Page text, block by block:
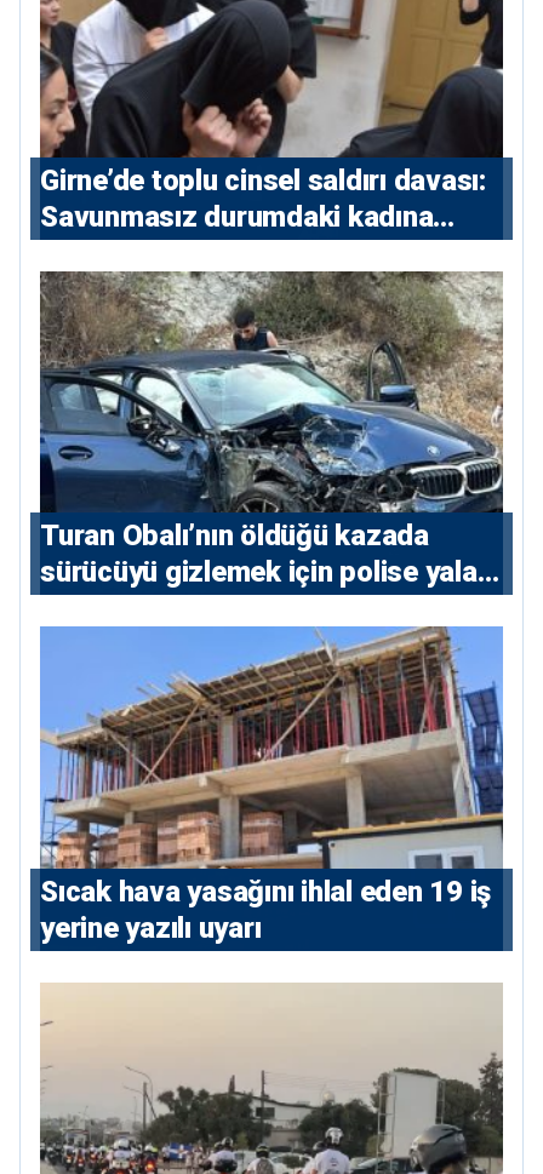
Girne’de toplu cinsel saldırı davası:
Savunmasız durumdaki kadına
Turan Obalı’nın öldüğü kazada
sürücüyü gizlemek için polise yalan
Sıcak hava yasağını ihlal eden 19 iş
yerine yazılı uyarı